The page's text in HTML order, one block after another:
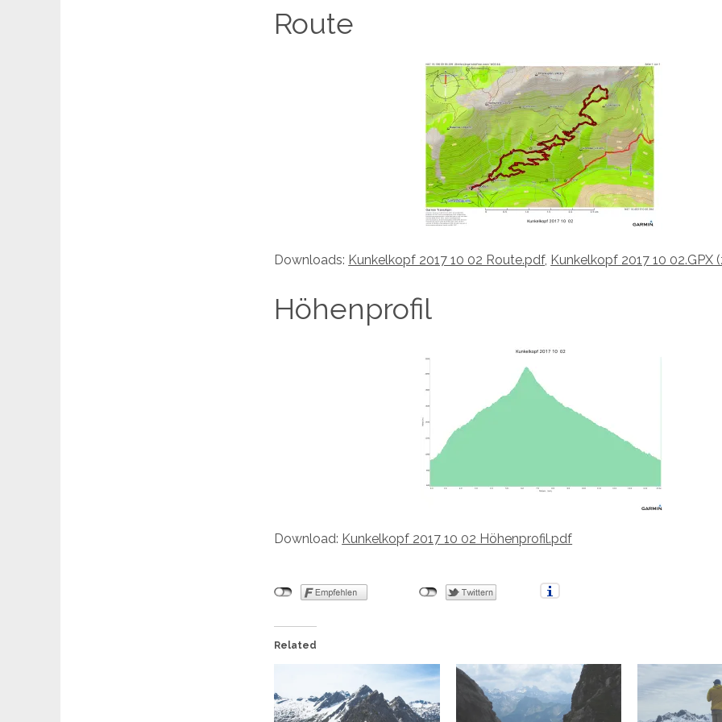
Route
Downloads: Kunkelkopf 2017 10 02 Route.pdf, Kunkelkopf 2017 10 02.GPX
Höhenprofil
Download: Kunkelkopf 2017 10 02 Höhenprofil.pdf
Related